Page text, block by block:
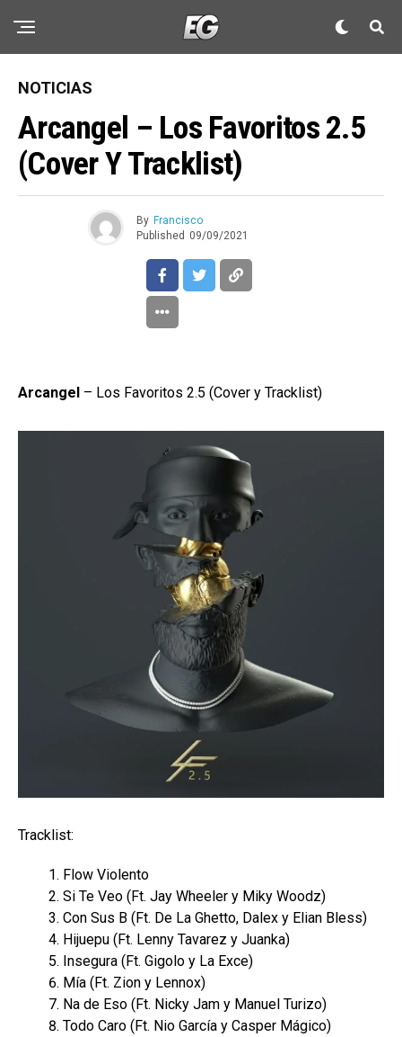
NOTICIAS
Arcangel – Los Favoritos 2.5
(Cover Y Tracklist)
By Francisco
Published 09/09/2021
Arcangel – Los Favoritos 2.5 (Cover y Tracklist)
Tracklist:
Flow Violento
Si Te Veo (Ft. Jay Wheeler y Miky Woodz)
Con Sus B (Ft. De La Ghetto, Dalex y Elian Bless)
Hijuepu (Ft. Lenny Tavarez y Juanka)
Insegura (Ft. Gigolo y La Exce)
Mía (Ft. Zion y Lennox)
Na de Eso (Ft. Nicky Jam y Manuel Turizo)
Todo Caro (Ft. Nio García y Casper Mágico)